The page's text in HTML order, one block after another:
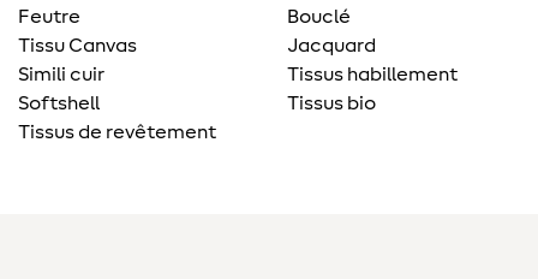
Feutre
Tissu Canvas
Simili cuir
Softshell
Tissus de revêtement
Bouclé
Jacquard
Tissus habillement
Tissus bio